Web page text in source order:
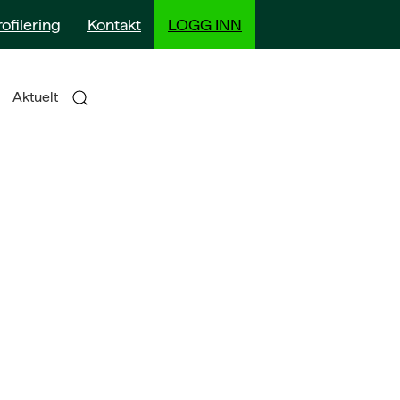
Kontakt LOGG INN
Aktuelt